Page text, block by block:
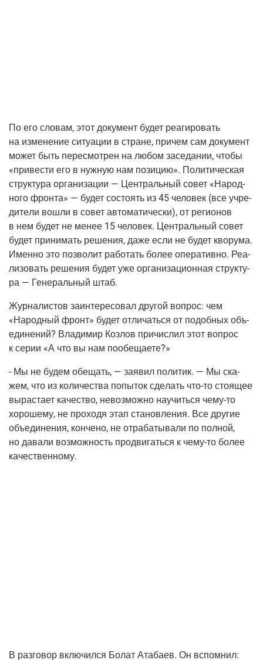
По его сло­вам, этот доку­мент будет реа­ги­ро­вать
на изме­не­ние ситу­а­ции в стране, при­чем сам доку­мент
может быть пере­смот­рен на любом засе­да­нии, что­бы
«при­ве­сти его в нуж­ную нам пози­цию». Поли­ти­че­ская
струк­ту­ра орга­ни­за­ции — Цен­траль­ный совет «Народ­
но­го фрон­та» — будет состо­ять из 45 чело­век (все учре­
ди­те­ли вошли в совет авто­ма­ти­че­ски), от реги­о­нов
в нем будет не менее 15 чело­век. Цен­траль­ный совет
будет при­ни­мать реше­ния, даже если не будет кво­ру­ма.
Имен­но это поз­во­лит рабо­тать более опе­ра­тив­но. Реа­
ли­зо­вать реше­ния будет уже орга­ни­за­ци­он­ная струк­ту­
ра — Гене­раль­ный штаб.
Жур­на­ли­стов заин­те­ре­со­вал дру­гой вопрос: чем
«Народ­ный фронт» будет отли­чать­ся от подоб­ных объ­
еди­не­ний? Вла­ди­мир Коз­лов при­чис­лил этот вопрос
к серии «А что вы нам пообещаете?»
- Мы не будем обе­щать, — заявил поли­тик. — Мы ска­
жем, что из коли­че­ства попы­ток сде­лать что-то сто­я­щее
вырас­та­ет каче­ство, невоз­мож­но научить­ся чему-то
хоро­ше­му, не про­хо­дя этап ста­нов­ле­ния. Все дру­гие
объ­еди­не­ния, кон­че­но, не отра­ба­ты­ва­ли по пол­ной,
но дава­ли воз­мож­ность про­дви­гать­ся к чему-то более
качественному.
В раз­го­вор вклю­чил­ся Болат Ата­ба­ев. Он вспом­нил: